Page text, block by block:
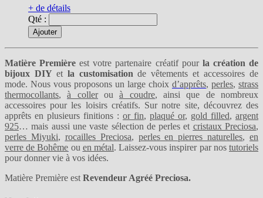
+ de détails
Qté :
Ajouter
Matière Première est votre partenaire créatif pourla création de
bijoux DIY etla customisation de vêtements et accessoires de
mode. Nous vous proposons un large choix d’apprêts, perles, strass
thermocollants,à collerouà coudre, ainsi que de nombreux
accessoires pour les loisirs créatifs. Sur notre site, découvrez des
apprêts en plusieurs finitions : or fin, plaqué or, gold filled, argent
925… mais aussi une vaste sélection de perles et cristaux Preciosa,
perles Miyuki, rocailles Preciosa, perles en pierres naturelles, en
verre de Bohême ou en métal. Laissez-vous inspirer par nostutoriels
pour donner vie à vos idées.
Matière Première est Revendeur Agréé Preciosa.